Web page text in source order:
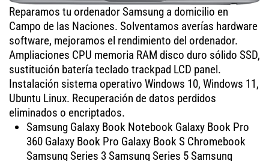
Reparamos tu ordenador Samsung a domicilio en
Campo de las Naciones. Solventamos averías hardware
software, mejoramos el rendimiento del ordenador.
Ampliaciones CPU memoria RAM disco duro sólido SSD,
sustitución batería teclado trackpad LCD panel.
Instalación sistema operativo Windows 10, Windows 11,
Ubuntu Linux. Recuperación de datos perdidos
eliminados o encriptados.
Samsung Galaxy Book Notebook Galaxy Book Pro
360 Galaxy Book Pro Galaxy Book S Chromebook
Samsung Series 3 Samsung Series 5 Samsung